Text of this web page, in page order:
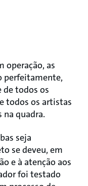
operação, as
perfeitamente,
todos os
todos os artistas
na quadra.
seja
se deveu, em
e à atenção aos
foi testado